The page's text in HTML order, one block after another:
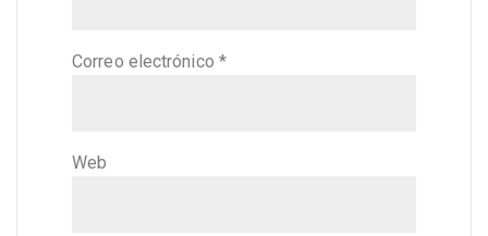
Correo electrónico *
Web